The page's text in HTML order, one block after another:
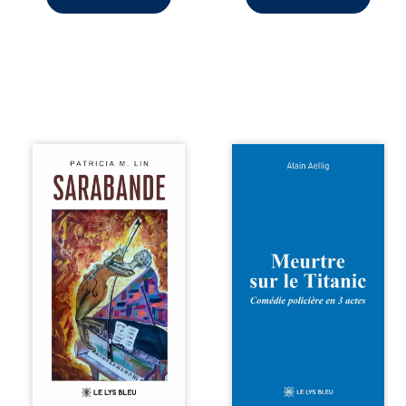
comment dompter
Aux chants
crépitants de l’été,
Sous le silence
ouaté de la neige
en hiver, Au cours
de nuits pâles,
Dans la clarté
bienveillante de la
lune, Rêves,
pensées, révoltes
et espoirs… Des
mots s’assemblent,
colorés, rebelles
aux règles de la
poésie, mais
chantant en
Et si le naufrage
en 1912, un
meurtre est
commis. Le drame
disparaît avec le
tard, la